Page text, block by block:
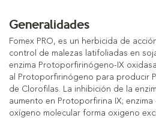
Generalidades
Fomex PRO, es un herbicida de
control de malezas latifoliadas en
enzima Protoporfirinógeno-IX
al Protoporfirinógeno para producir
de Clorofilas. La inhibición de la
aumento en Protoporfirina IX;
oxígeno molecular forma oxigeno